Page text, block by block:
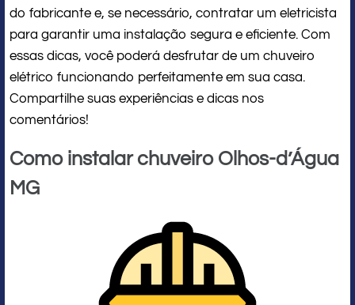
do fabricante e, se necessário, contratar um eletricista
para garantir uma instalação segura e eficiente. Com
essas dicas, você poderá desfrutar de um chuveiro
elétrico funcionando perfeitamente em sua casa.
Compartilhe suas experiências e dicas nos
comentários!
Como instalar chuveiro Olhos-d’Água
MG